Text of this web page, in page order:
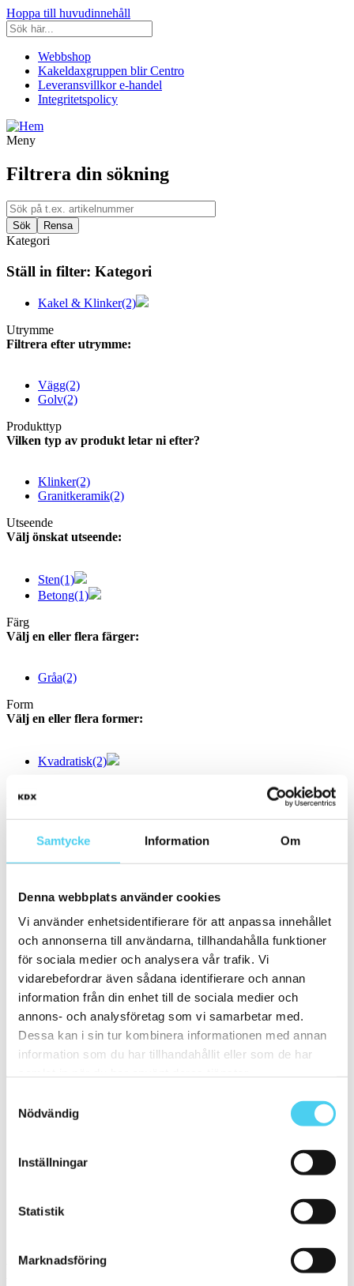
Samtycke Information Om
Denna webbplats använder cookies
Vi använder enhetsidentifierare för att anpassa innehållet
och annonserna till användarna, tillhandahålla funktioner
för sociala medier och analysera vår trafik. Vi
vidarebefordrar även sådana identifierare och annan
information från din enhet till de sociala medier och
annons- och analysföretag som vi samarbetar med.
Dessa kan i sin tur kombinera informationen med annan
information som du har tillhandahållit eller som de har
Nödvändig
Inställningar
Statistik
Marknadsföring
Hoppa till huvudinnehåll
Webbshop
Kakeldaxgruppen blir Centro
Leveransvillkor e-handel
Integritetspolicy
Meny
Filtrera din sökning
Kategori
Ställ in filter: Kategori
Kakel & Klinker(2)
Utrymme
Filtrera efter utrymme:
Vägg(2)
Golv(2)
Produkttyp
Vilken typ av produkt letar ni efter?
Klinker(2)
Granitkeramik(2)
Utseende
Välj önskat utseende:
Sten(1)
Betong(1)
Färg
Välj en eller flera färger:
Gråa(2)
Form
Välj en eller flera former:
Kvadratisk(2)
Filtrera efter storlek:
Små (5 - 20 cm)
ca 10x60 cm(1)
10x60 cm
(1)
ca 15x(15)
ca 15x15 cm(14)
15x15 cm(14)
ca 15x60 cm
15x60 cm(1)
ca 20x(2)
ca 20x20 cm (2)
20x20 cm
(2)
Mellan (25 - 50 cm)(5)
ca 30x(5)
Yta